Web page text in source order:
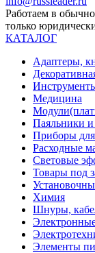
Работаем в
только
КАТАЛОГ
Адаптеры,
Медицина
Паяльники
Приборы
Расходные
Световые
Товары под
Химия
Шнуры,
Элементы